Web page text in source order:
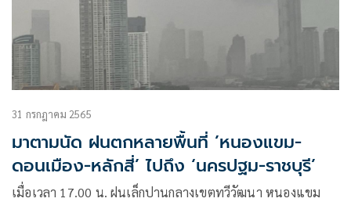
31 กรกฎาคม 2565
มาตามนัด ฝนตกหลายพื้นที่ ’หนองแขม-
ดอนเมือง-หลักสี่’ ไปถึง ‘นครปฐม-ราชบุรี’
เมื่อเวลา 17.00 น. ฝนเล็กปานกลางเขตทวีวัฒนา หนองแขม